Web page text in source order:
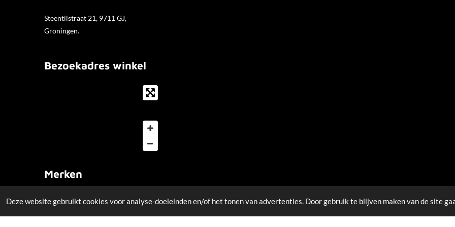
Deze website gebruikt cookies voor analyse-doeleinden en/of het tonen van advertenties. Door gebruik te blijven maken van de site
Steentilstraat 21, 9711 GJ,
Groningen.
Bezoekadres winkel
Merken
© 2020 Paris Hair Cosmetics.